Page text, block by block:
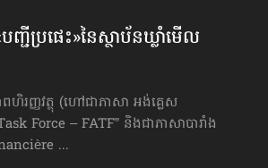
ញ្ជីប្រផេះ»​នៃស្ថាប័ន​ឃ្លាំមើល​
ពហិរញ្ញវត្ថុ (ហៅ​ជា​ភាសា អង់គ្លេស
Force – FATF” និងជាភាសាបារាំង
...